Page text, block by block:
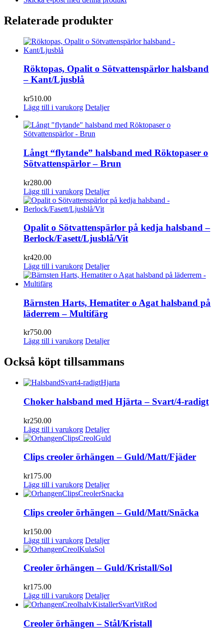
Relaterade produkter
Röktopas, Opalit o Sötvattenspärlor halsband
– Kant/Ljusblå
kr510.00
Lägg till i varukorg Detaljer
Långt “flytande” halsband med Röktopaser o
Sötvattenspärlor – Brun
kr280.00
Lägg till i varukorg Detaljer
Opalit o Sötvattenspärlor på kedja halsband –
Berlock/Fasett/Ljusblå/Vit
kr420.00
Lägg till i varukorg Detaljer
Bärnsten Harts, Hematiter o Agat halsband på
läderrem – Multifärg
kr750.00
Lägg till i varukorg Detaljer
Också köpt tillsammans
Choker halsband med Hjärta – Svart/4-radigt
kr250.00
Lägg till i varukorg Detaljer
Clips creoler örhängen – Guld/Matt/Fjäder
kr175.00
Lägg till i varukorg Detaljer
Clips creoler örhängen – Guld/Matt/Snäcka
kr150.00
Lägg till i varukorg Detaljer
Creoler örhängen – Guld/Kristall/Sol
kr175.00
Lägg till i varukorg Detaljer
Creoler örhängen – Stål/Kristall